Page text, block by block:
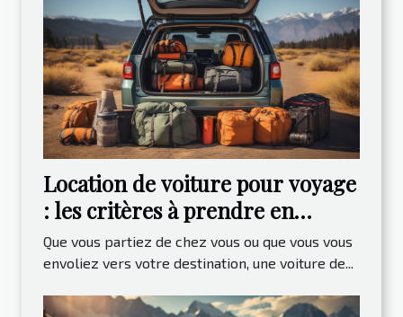
Location de voiture pour voyage
: les critères à prendre en
compte
Que vous partiez de chez vous ou que vous vous
envoliez vers votre destination, une voiture de...